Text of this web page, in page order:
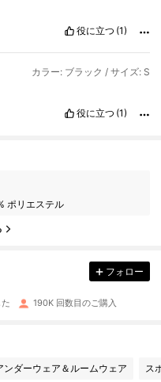
役に立つ (1)
カラー: ブラック / サイズ: S
役に立つ (1)
ポリエステル
フォロー
190K 回数目のご購入
ンダーウェア＆ルームウェア ス